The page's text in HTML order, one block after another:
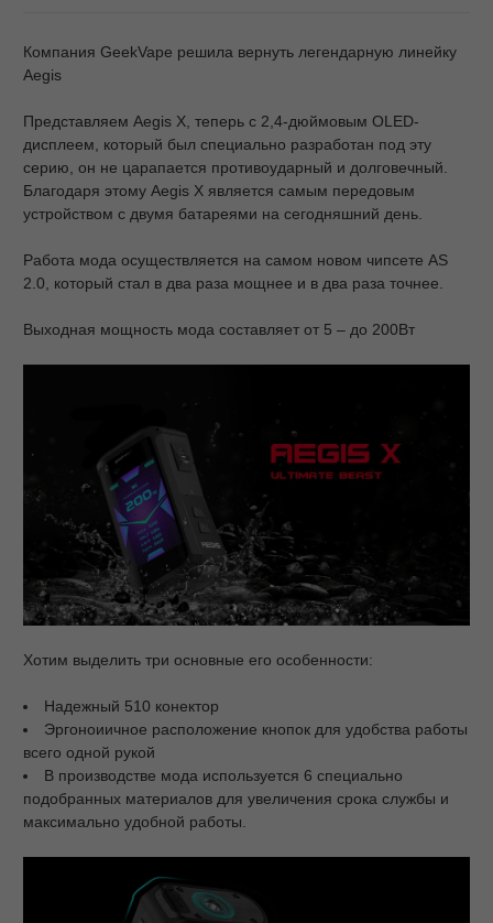
Компания GeekVape решила вернуть легендарную линейку
Aegis
Представляем Aegis X, теперь с 2,4-дюймовым OLED-
дисплеем, который был специально разработан под эту
серию, он не царапается противоударный и долговечный.
Благодаря этому Aegis X является самым передовым
устройством с двумя батареями на сегодняшний день.
Работа мода осуществляется на самом новом чипсете AS
2.0, который стал в два раза мощнее и в два раза точнее.
Выходная мощность мода составляет от 5 – до 200Вт
Хотим выделить три основные его особенности:
Надежный 510 конектор
Эргоноиичное расположение кнопок для удобства работы
всего одной рукой
В производстве мода используется 6 специально
подобранных материалов для увеличения срока службы и
максимально удобной работы.